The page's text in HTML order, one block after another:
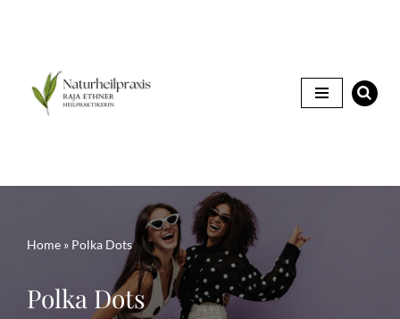
Inhalt
springen
Home » Polka Dots
Polka Dots